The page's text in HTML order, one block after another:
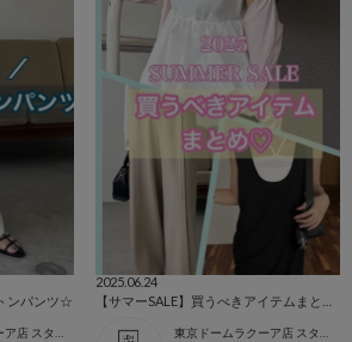
ンパンツ☆
東京ドームラクーア店 スタッフ
2025.06.24
東京ドームラクーア店 スタッフ